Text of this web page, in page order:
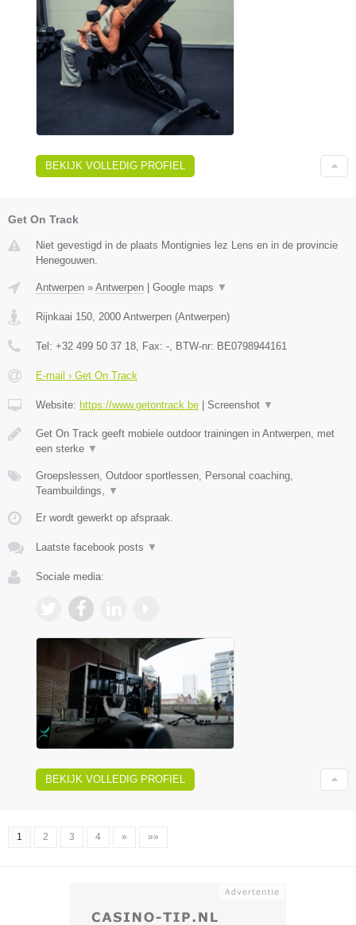
BEKIJK VOLLEDIG PROFIEL
Get On Track
Niet gevestigd in de plaats Montignies lez Lens en in de provincie
Henegouwen.
Antwerpen » Antwerpen Google maps ▼
Rijnkaai 150, 2000 Antwerpen (Antwerpen)
Tel: +32 499 50 37 18, Fax: -, BTW-nr: BE0798944161
E-mail › Get On Track
Website: https://www.getontrack.be Screenshot ▼
Get On Track geeft mobiele outdoor trainingen in Antwerpen, met
een sterke ▼
Groepslessen, Outdoor sportlessen, Personal coaching,
Teambuildings, ▼
Er wordt gewerkt op afspraak.
Laatste facebook posts ▼
Sociale media:
BEKIJK VOLLEDIG PROFIEL
1 2 3 4 » »»